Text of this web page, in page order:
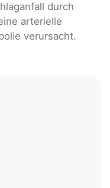
durch
arterielle
verursacht.